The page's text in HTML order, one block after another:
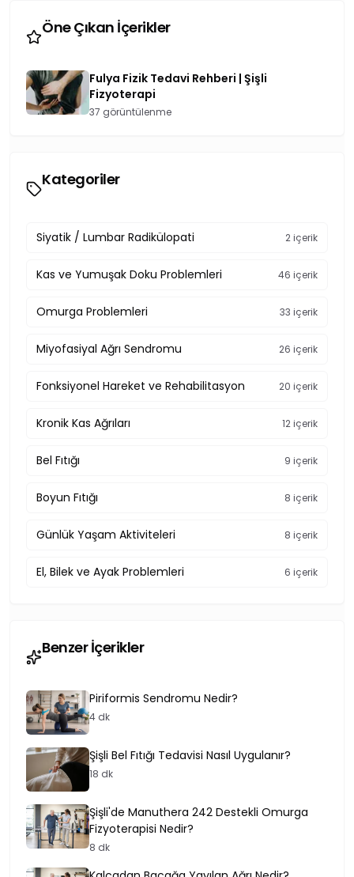
Öne Çıkan İçerikler
Fulya Fizik Tedavi Rehberi | Şişli
Fizyoterapi
37 görüntülenme
Kategoriler
Siyatik / Lumbar Radikülopati 2 içerik
Kas ve Yumuşak Doku Problemleri 46 içerik
Omurga Problemleri 33 içerik
Miyofasiyal Ağrı Sendromu 26 içerik
Fonksiyonel Hareket ve Rehabilitasyon 20 içerik
Kronik Kas Ağrıları 12 içerik
Bel Fıtığı 9 içerik
Boyun Fıtığı 8 içerik
Günlük Yaşam Aktiviteleri 8 içerik
El, Bilek ve Ayak Problemleri 6 içerik
Benzer İçerikler
Piriformis Sendromu Nedir?
4 dk
Şişli Bel Fıtığı Tedavisi Nasıl Uygulanır?
18 dk
Şişli'de Manuthera 242 Destekli Omurga
Fizyoterapisi Nedir?
8 dk